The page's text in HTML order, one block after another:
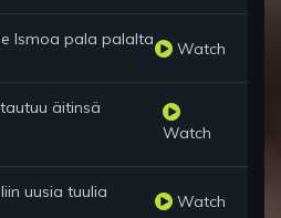
Ismoa pala palalta Watch
äitinsä
Watch
uusia tuulia Watch